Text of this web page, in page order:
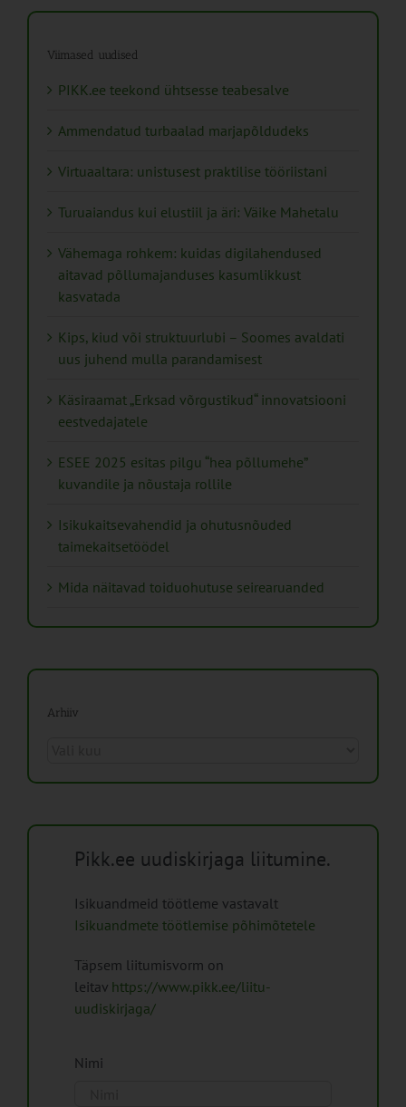
Viimased uudised
PIKK.ee teekond ühtsesse teabesalve
Ammendatud turbaalad marjapõldudeks
Virtuaaltara: unistusest praktilise tööriistani
Turuaiandus kui elustiil ja äri: Väike Mahetalu
Vähemaga rohkem: kuidas digilahendused
aitavad põllumajanduses kasumlikkust
kasvatada
Kips, kiud või struktuurlubi – Soomes avaldati
uus juhend mulla parandamisest
Käsiraamat „Erksad võrgustikud“ innovatsiooni
eestvedajatele
ESEE 2025 esitas pilgu “hea põllumehe”
kuvandile ja nõustaja rollile
Isikukaitsevahendid ja ohutusnõuded
taimekaitsetöödel
Mida näitavad toiduohutuse seirearuanded
Arhiiv
Pikk.ee uudiskirjaga liitumine.
Isikuandmeid töötleme vastavalt
Isikuandmete töötlemise põhimõtetele
Täpsem liitumisvorm on
leitav https://www.pikk.ee/liitu-
uudiskirjaga/
Nimi